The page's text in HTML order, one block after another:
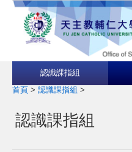
認識課指組
首頁 > 認識課指組 >
認識課指組